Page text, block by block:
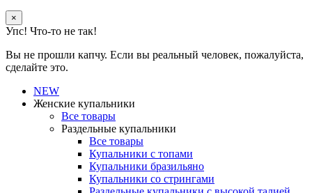
×
Упс! Что-то не так!
Вы не прошли капчу. Если вы реальный человек, пожалуйста,
сделайте это.
NEW
Женские купальники
Все товары
Раздельные купальники
Все товары
Купальники с топами
Купальники бразильяно
Купальники со стрингами